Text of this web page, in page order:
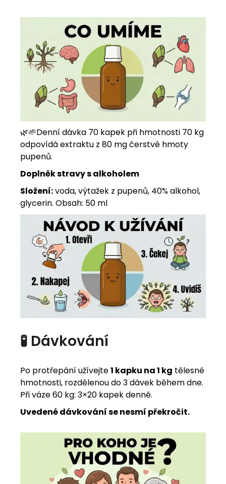
🌿🌱Denní dávka 70 kapek při hmotnosti 70 kg
odpovídá extraktu z 80 mg čerstvé hmoty
pupenů.
Doplněk stravy s alkoholem
Složení:voda, výtažek z pupenů, 40% alkohol,
glycerin. Obsah: 50 ml
🧪 Dávkování
Po protřepání užívejte1 kapku na 1 kg tělesné
hmotnosti, rozdělenou do 3 dávek během dne.
Při váze 60 kg: 3×20 kapek denně.
Uvedené dávkování se nesmí překročit.